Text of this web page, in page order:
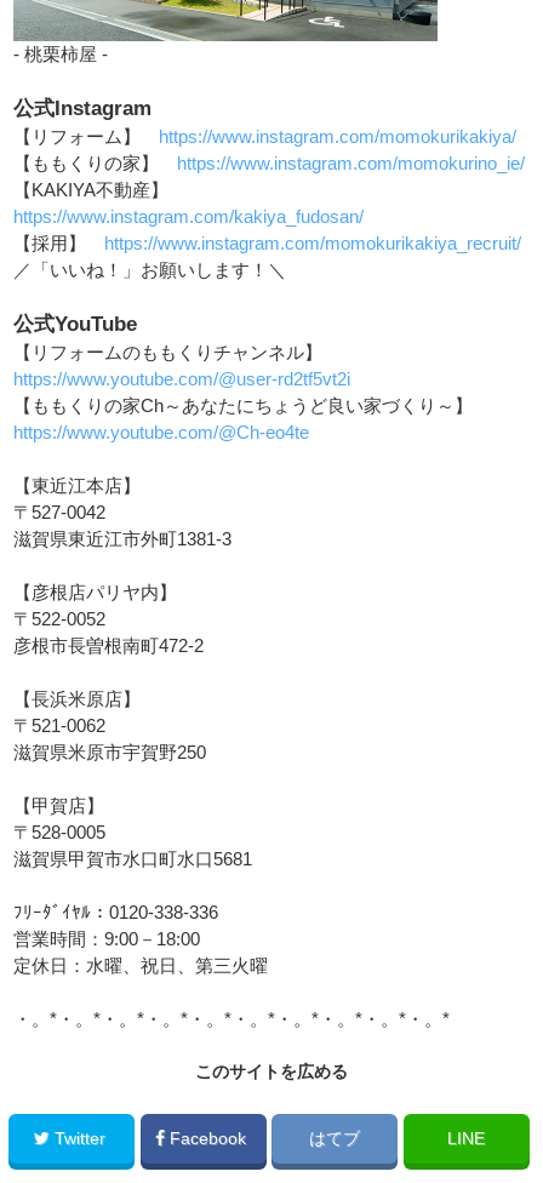
- 桃栗柿屋 -
公式Instagram
【リフォーム】
https://www.instagram.com/momokurikakiya/
【ももくりの家】
https://www.instagram.com/momokurino_ie/
【KAKIYA不動産】
https://www.instagram.com/kakiya_fudosan/
【採用】
https://www.instagram.com/momokurikakiya_recruit/
／「いいね！」お願いします！＼
公式YouTube
【リフォームのももくりチャンネル】
https://www.youtube.com/@user-rd2tf5vt2i
【ももくりの家Ch～あなたにちょうど良い家づくり～】
https://www.youtube.com/@Ch-eo4te
【東近江本店】
〒527-0042
滋賀県東近江市外町1381-3
【彦根店パリヤ内】
〒522-0052
彦根市長曽根南町472-2
【長浜米原店】
〒521-0062
滋賀県米原市宇賀野250
【甲賀店】
〒528-0005
滋賀県甲賀市水口町水口5681
ﾌﾘｰﾀﾞｲﾔﾙ：0120-338-336
営業時間：9:00－18:00
定休日：水曜、祝日、第三火曜
・。*・。*・。*・。*・。*・。*・。*・。*・。*・。*
このサイトを広める
Twitter Facebook はてブ LINE